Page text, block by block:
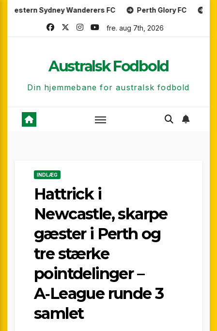
Skip
Wanderers FC Perth Glory FC Central
fre. aug 7th, 2026
Australsk Fodbold
Din hjemmebane for australsk fodbold
INDLÆG
Hattrick i
Newcastle, skarpe
gæster i Perth og
tre stærke
pointdelinger –
A‑League runde 3
samlet